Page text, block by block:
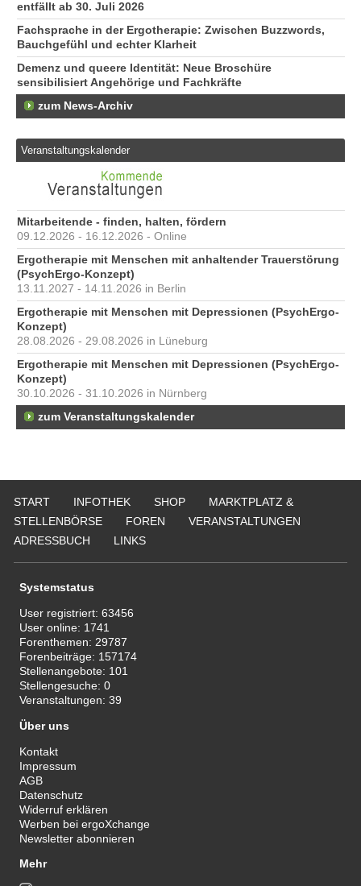
entfällt ab 30. Juli 2026
Fachsprache in der Ergotherapie: Zwischen Buzzwords,
Bauchgefühl und echter Klarheit
Demenz und queere Identität: Neue Broschüre
sensibilisiert Angehörige und Fachkräfte
zum News-Archiv
Veranstaltungskalender
Mitarbeitende - finden, halten, fördern
09.12.2026 - 16.12.2026 - Online
Ergotherapie mit Menschen mit anhaltender Trauerstörung
(PsychErgo-Konzept)
13.11.2027 - 14.11.2026 in Berlin
Ergotherapie mit Menschen mit Depressionen (PsychErgo-
Konzept)
28.08.2026 - 29.08.2026 in Lüneburg
Ergotherapie mit Menschen mit Depressionen (PsychErgo-
Konzept)
30.10.2026 - 31.10.2026 in Nürnberg
zum Veranstaltungskalender
START INFOTHEK SHOP
MARKTPLATZ &
STELLENBÖRSE
FOREN
VERANSTALTUNGEN
ADRESSBUCH
LINKS
Systemstatus
User registriert:63456
User online: 1741
Forenthemen: 29787
Forenbeiträge: 157174
Stellenangebote: 101
Stellengesuche:0
Veranstaltungen:39
Über uns
Kontakt
Impressum
AGB
Datenschutz
Widerruf erklären
Werben bei ergoXchange
Newsletter abonnieren
Mehr